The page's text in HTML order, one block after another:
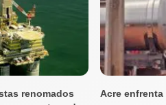
renomados
Acre